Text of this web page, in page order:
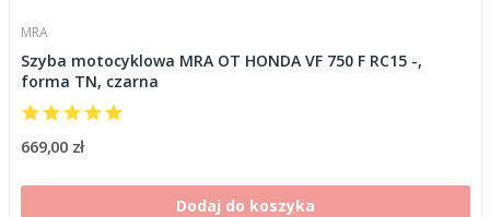
MRA
Szyba motocyklowa MRA OT HONDA VF 750 F RC15 -,
forma TN, czarna
669,00 zł
Dodaj do koszyka